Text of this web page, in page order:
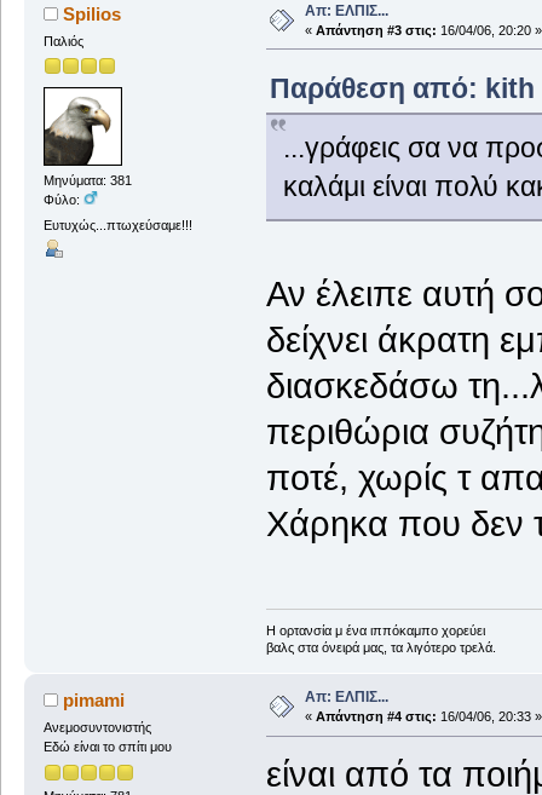
Spilios
Παλιός
Μηνύματα: 381
Φύλο:
Ευτυχώς...πτωχεύσαμε!!!
Απ: ΕΛΠΙΣ...
« Απάντηση #3 στις: 16/04/06, 20:20 »
Παράθεση από: kith
...γράφεις σα να
καλάμι είναι πολύ
Αν έλειπε αυτή
δείχνει άκρατη
διασκεδάσω
περιθώρια
ποτέ, χωρίς τ
Χάρηκα που δεν
Η ορτανσία μ ένα ιππόκαμπο χορεύει
βαλς στα όνειρά μας, τα λιγότερο τρελά.
pimami
Ανεμοσυντονιστής
Εδώ είναι το σπίτι μου
Απ: ΕΛΠΙΣ...
« Απάντηση #4 στις: 16/04/06, 20:33 »
είναι από τα